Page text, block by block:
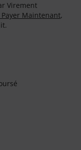
Virement
Maintenant,